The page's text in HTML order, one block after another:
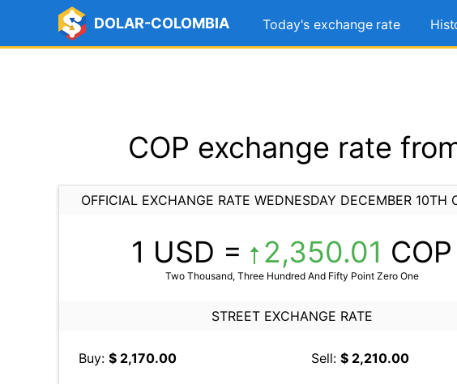
DOLAR-COLOMBIA Today's exchange rate
COP exchange rate
OFFICIAL EXCHANGE RATE WEDNESDAY DECEMBER 10TH
1 USD = 2,350.01 COP
Two Thousand, Three Hundred And Fifty Point Zero One
STREET EXCHANGE RATE
Buy: $ 2,170.00 Sell: $ 2,210.00